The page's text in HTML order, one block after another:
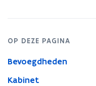
OP DEZE PAGINA
Bevoegdheden
Kabinet